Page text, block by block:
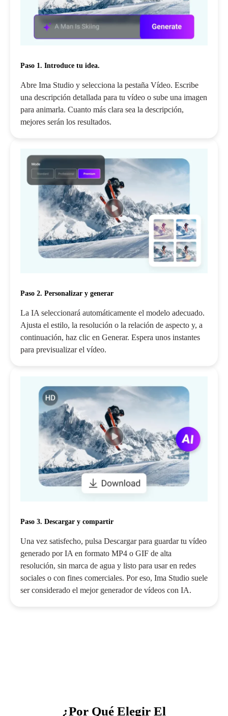
Paso 1. Introduce tu idea.
Abre Ima Studio y selecciona la pestaña Vídeo. Escribe
una descripción detallada para tu vídeo o sube una imagen
para animarla. Cuanto más clara sea la descripción,
mejores serán los resultados.
Paso 2. Personalizar y generar
La IA seleccionará automáticamente el modelo adecuado.
Ajusta el estilo, la resolución o la relación de aspecto y, a
continuación, haz clic en Generar. Espera unos instantes
para previsualizar el vídeo.
Paso 3. Descargar y compartir
Una vez satisfecho, pulsa Descargar para guardar tu vídeo
generado por IA en formato MP4 o GIF de alta
resolución, sin marca de agua y listo para usar en redes
sociales o con fines comerciales. Por eso, Ima Studio suele
ser considerado el mejor generador de vídeos con IA.
¿Por Qué Elegir El